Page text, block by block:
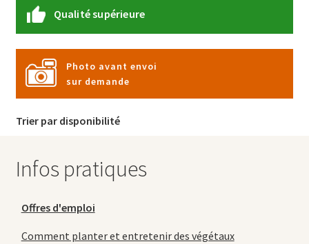
Qualité supérieure
Photo avant envoi
sur demande
Trier par disponibilité
Infos pratiques
Offres d'emploi
Comment planter et entretenir des végétaux